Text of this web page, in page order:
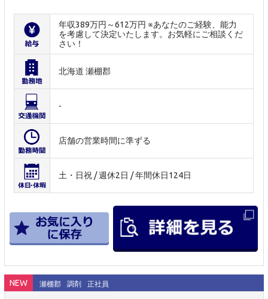
年収389万円～612万円 ※あなたのご経験、能力
を考慮して決定いたします。お気軽にご相談くだ
さい！
北海道 瀬棚郡
-
店舗の営業時間に準ずる
土・日祝 / 週休2日 / 年間休日124日
NEW 瀬棚郡 調剤 正社員